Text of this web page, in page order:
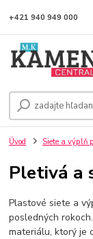
+421 940 949 000
Úvod Siete a výplň
Pletivá a
Plastové siete a
posledných
materiálu, ktorý je